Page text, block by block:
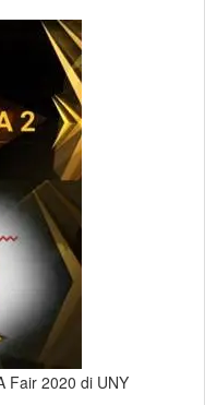
Fair 2020 di UNY